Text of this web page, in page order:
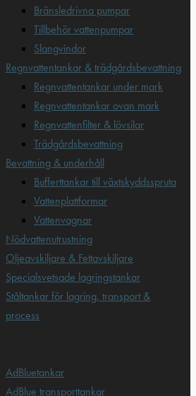
Bränsledrivna pumpar
Tillbehör vattenpumpar
Slangvindor
Regnvattentankar & trädgårdsbevattning
Regnvattentankar under mark
Regnvattentankar ovan mark
Regnvattenfilter & lövsilar
Trädgårdsbevattning
Bevattning & underhåll
Bufferttankar till växtskyddsspruta
Vattenplattformar
Vattenvagnar
Nödvattenutrustning
Oljeavskiljare & Fettavskiljare
Specialsvetsade lagringstankar
Ståltankar för lagring, transport &
process
AdBluetankar
AdBlue transporttankar